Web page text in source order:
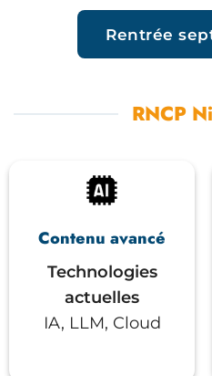
Rentrée
RNCP
Contenu avancé
Technologies
actuelles
IA, LLM, Cloud